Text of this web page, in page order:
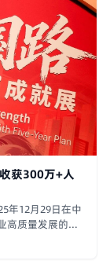
获300万+人
12月29日在中
高质量发展的丰
人数达300余万